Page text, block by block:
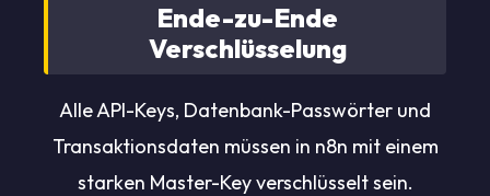
Ende-zu-Ende
Verschlüsselung
Alle API-Keys, Datenbank-Passwörter und
Transaktionsdaten müssen in n8n mit einem
starken Master-Key verschlüsselt sein.